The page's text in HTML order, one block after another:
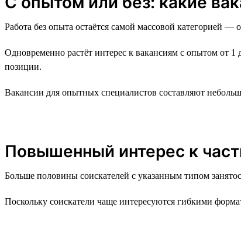
Работа без опыта остаётся самой массовой категорией —
Одновременно растёт интерес к вакансиям с опытом от 1
позиции.
Вакансии для опытных специалистов составляют
Повышенный интерес к
Больше половины соискателей с указанным типом
Поскольку соискатели чаще интересуются гибкими